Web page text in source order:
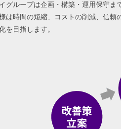
グループは企画・構築・運用保守
は時間の短縮、コストの削減、信
を目指します。